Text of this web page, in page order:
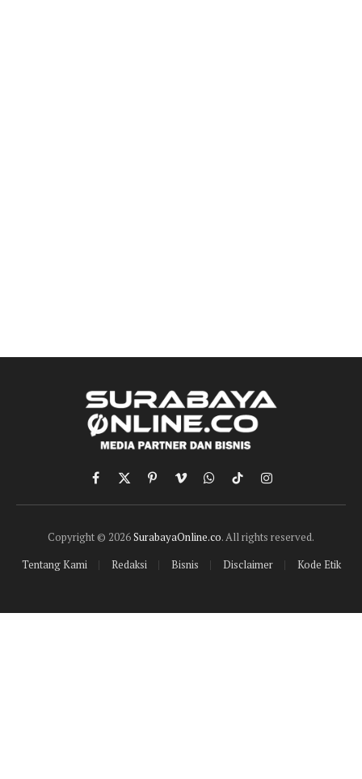
Facebook
X
(Twitter)
PinterestVimeoWhatsApp
TikTokInstagram
Copyright © 2026SurabayaOnline.co. All rights reserved.
Tentang Kami
Redaksi Bisnis Disclaimer Kode Etik